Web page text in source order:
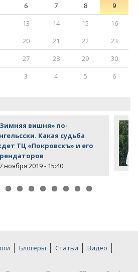
6 7 8
9
13 14 15
16
20 21 22
23
27 28 29
30
3 4 5 6
вишня» по-
Какая судьба
ТЦ «Покровскъ» и его
ноября 2019 - 15:40
Блогеры Статьи
Видео